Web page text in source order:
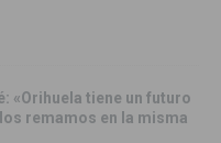
«Orihuela tiene un futuro
remamos en la misma